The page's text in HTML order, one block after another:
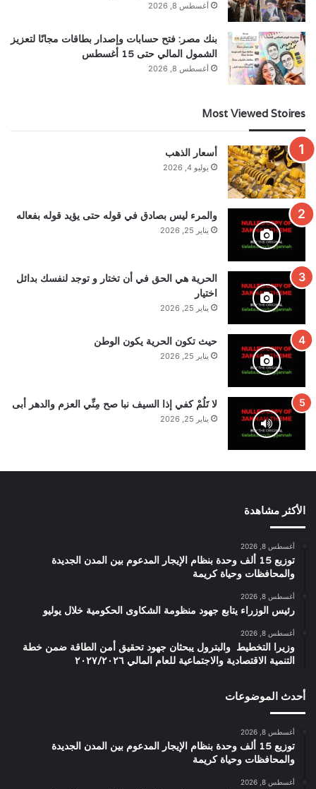
أغسطس 8, 2026
بنك مصر: فتح حسابات وإصدار بطاقات مجانًا لتعزيز
الشمول المالي حتى 15 أغسطس
أغسطس 8, 2026
Most Viewed Stoires
أسعار الذهب
يوليو 4, 2026
والمرء ليس بصادق في قوله حتى يؤيد قوله بفعاله
يناير 25, 2026
الحرية هي الحق في أن تختار و توجد لنفسك بدائل
اختيار
يناير 25, 2026
حيث تكون الحرية يكون الوطن
يناير 25, 2026
لا تَلُمْ كفي إذا السيف نبا صح مِنِّي العزم والدهر أبى
يناير 25, 2026
الأكثر مشاهدة
أغسطس 8, 2026
توزيع 15 ألف وحدة بنظام الإيجار المدعوم بين المدن الجديدة
والمحافظات وحياة كريمة
أغسطس 8, 2026
رئيس الوزراء يتابع جهود منظومة الشكاوى الحكومية خلال يوليو
أغسطس 8, 2026
وزيرا التخطيط والبترول يبحثان جهود تحقيق أمن الطاقة ضمن خطة
التنمية الاقتصادية والاجتماعية للعام المالي ٢٠٢٧/٢٠٢٦
أحدث الموضوعات
أغسطس 8, 2026
توزيع 15 ألف وحدة بنظام الإيجار المدعوم بين المدن الجديدة
والمحافظات وحياة كريمة
أغسطس 8, 2026